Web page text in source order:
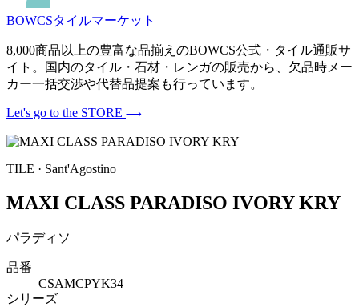
BOWCSタイルマーケット
8,000商品以上の豊富な品揃えのBOWCS公式・タイル通販サ
イト。国内のタイル・石材・レンガの販売から、欠品時メー
カー一括交渉や代替品提案も行っています。
Let's go to the STORE
TILE · Sant'Agostino
MAXI CLASS PARADISO IVORY KRY
パラディソ
品番
CSAMCPYK34
シリーズ